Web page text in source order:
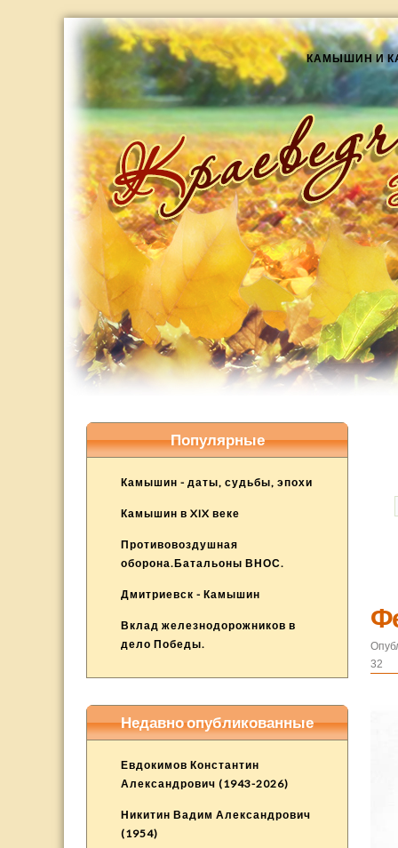
КАМЫШИН И
32
Популярные
Камышин - даты, судьбы, эпохи
Камышин в XIX веке
Противовоздушная
оборона.Батальоны ВНОС.
Дмитриевск - Камышин
Вклад железнодорожников в
дело Победы.
Недавно опубликованные
Евдокимов Константин
Александрович (1943-2026)
Никитин Вадим Александрович
(1954)